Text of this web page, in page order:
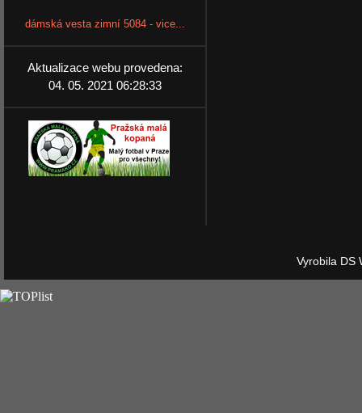
dámská vesta zimní 5084 - vice...
Aktualizace webu provedena:
04. 05. 2021 06:28:33
Vyrobila DS